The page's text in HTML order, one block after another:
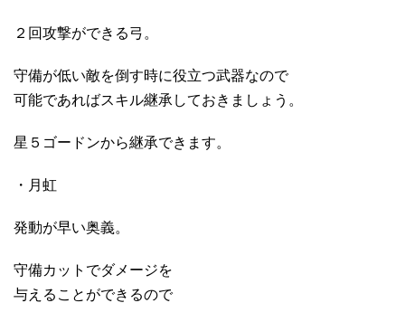
２回攻撃ができる弓。
守備が低い敵を倒す時に役立つ武器なので
可能であればスキル継承しておきましょう。
星５ゴードンから継承できます。
・月虹
発動が早い奥義。
守備カットでダメージを
与えることができるので